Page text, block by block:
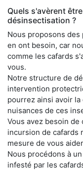
Quels s'avèrent
désinsectisation ?
Nous proposons
en ont besoin, car
comme les cafards
vous.
Notre structure de
intervention
pourrez ainsi avoir
nuisances de ces
Vous avez besoin
incursion de cafards
mesure de vous
Nous procédons à
infesté par les